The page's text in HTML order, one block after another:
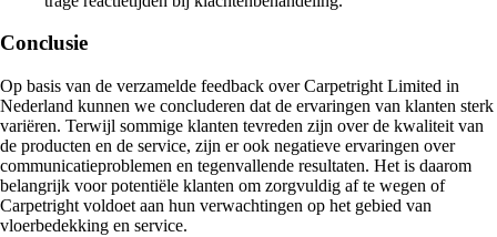
Conclusie
Op basis van de verzamelde feedback over Carpetright Limited in
Nederland kunnen we concluderen dat de ervaringen van klanten sterk
variëren. Terwijl sommige klanten tevreden zijn over de kwaliteit van
de producten en de service, zijn er ook negatieve ervaringen over
communicatieproblemen en tegenvallende resultaten. Het is daarom
belangrijk voor potentiële klanten om zorgvuldig af te wegen of
Carpetright voldoet aan hun verwachtingen op het gebied van
vloerbedekking en service.